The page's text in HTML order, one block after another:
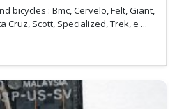
bicycles : Bmc, Cervelo, Felt, Giant,
Cruz, Scott, Specialized, Trek, e ...